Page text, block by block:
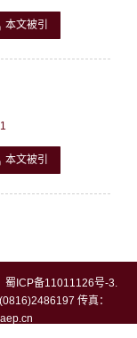
本文被引
本文被引
蜀ICP备11011126号-3.
传真：